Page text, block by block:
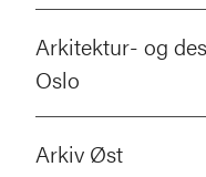
Arkitektur- og
Oslo
Arkiv Øst